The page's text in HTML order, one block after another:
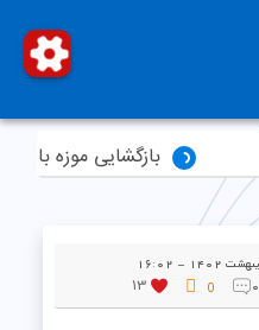
بازگشایی موزه باستان‌شناسی
۰ 0
13